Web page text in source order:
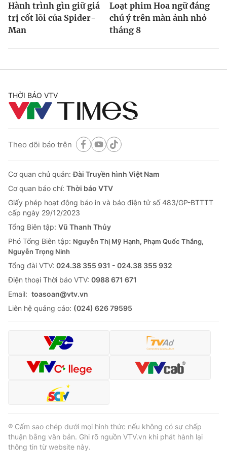
Hành trình gìn giữ giá
trị cốt lõi của Spider-
Man
Loạt phim Hoa ngữ đáng
chú ý trên màn ảnh nhỏ
tháng 8
THỜI BÁO VTV
Theo dõi báo trên
Cơ quan chủ quản:Đài Truyền hình Việt Nam
Cơ quan báo chí: Thời báo VTV
Giấy phép hoạt động báo in và báo điện tử số 483/GP-BTTTT
cấp ngày 29/12/2023
Tổng Biên tập: Vũ Thanh Thủy
Phó Tổng Biên tập: Nguyễn Thị Mỹ Hạnh, Phạm Quốc Thắng,
Nguyễn Trọng Ninh
Tổng đài VTV: 024.38 355 931 - 024.38 355 932
Ðiện thoại Thời báo VTV: 0988 671 671
Email: toasoan@vtv.vn
Liên hệ quảng cáo: (024) 626 79595
® Cấm sao chép dưới mọi hình thức nếu không có sự chấp
thuận bằng văn bản. Ghi rõ nguồn VTV.vn khi phát hành lại
thông tin từ website này.